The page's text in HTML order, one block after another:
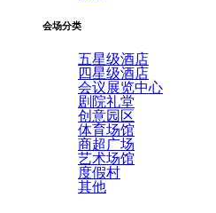
会场分类
五星级酒店
四星级酒店
会议展览中心
剧院礼堂
创意园区
体育场馆
商超广场
艺术场馆
度假村
其他